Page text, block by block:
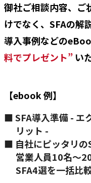
御社ご相談内容、ご
けでなく、SFAの解
導入事例などの
料でプレゼント” い
【ebook 例】
■ SFA導入準備 - エ
リット -
■ 自社にピッタリの
営業人員10名〜
SFA4選を一括比